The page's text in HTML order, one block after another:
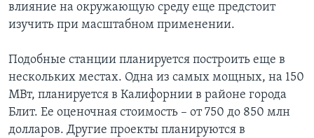
влияние на окружающую среду еще предстоит
изучить при масштабном применении.
Подобные станции планируется построить еще в
нескольких местах. Одна из самых мощных, на 150
МВт, планируется в Калифорнии в районе города
Блит. Ее оценочная стоимость – от 750 до 850 млн
долларов. Другие проекты планируются в